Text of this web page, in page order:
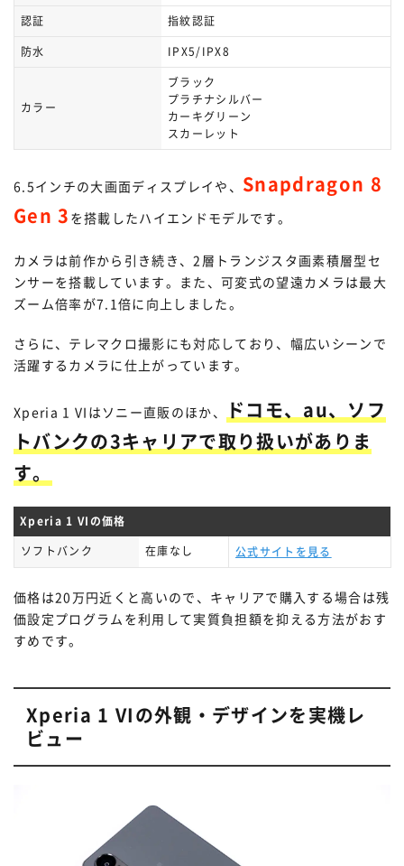
認証
指紋認証
防水
IPX5/IPX8
カラー
ブラック
プラチナシルバー
カーキグリーン
スカーレット
6.5インチの大画面ディスプレイや、 Snapdragon 8
Gen 3 を搭載したハイエンドモデルです。
カメラは前作から引き続き、2層トランジスタ画素積層型セ
ンサーを搭載しています。また、可変式の望遠カメラは最大
ズーム倍率が7.1倍に向上しました。
さらに、テレマクロ撮影にも対応しており、幅広いシーンで
活躍するカメラに仕上がっています。
Xperia 1 VIはソニー直販のほか、
ドコモ、au、ソフ
トバンクの3キャリアで取り扱いがありま
す。
Xperia 1 VIの価格
ソフトバンク
在庫なし 公式サイトを見る
価格は20万円近くと高いので、キャリアで購入する場合は残
価設定プログラムを利用して実質負担額を抑える方法がおす
すめです。
Xperia 1 VIの外観・デザインを実機レ
ビュー